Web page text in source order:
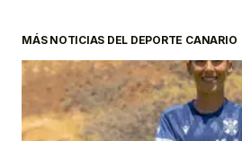
MÁS NOTICIAS DEL DEPORTE CANARIO